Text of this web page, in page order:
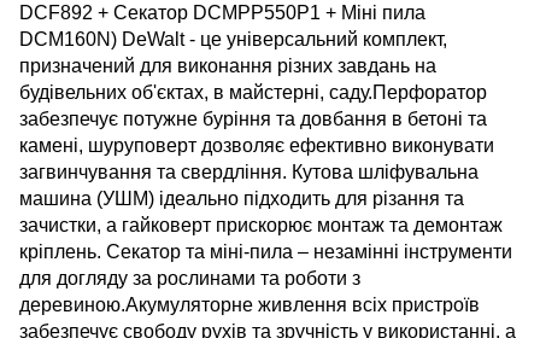
DCF892 + Секатор DCMPP550P1 + Міні пила
DCM160N) DeWalt - це універсальний комплект,
призначений для виконання різних завдань на
будівельних об'єктах, в майстерні, саду.Перфоратор
забезпечує потужне буріння та довбання в бетоні та
камені, шуруповерт дозволяє ефективно виконувати
загвинчування та свердління. Кутова шліфувальна
машина (УШМ) ідеально підходить для різання та
зачистки, а гайковерт прискорює монтаж та демонтаж
кріплень. Секатор та міні-пила – незамінні інструменти
для догляду за рослинами та роботи з
деревиною.Акумуляторне живлення всіх пристроїв
забезпечує свободу рухів та зручність у використанні, а